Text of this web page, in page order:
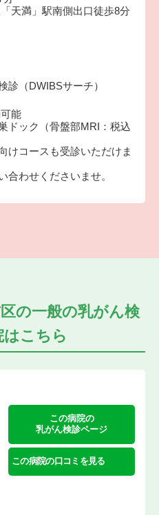
「天満」駅南側出口徒歩8分
診（DWIBSサーチ）
能
ドック（骨盤部MRI：税込
けコースも受診いただけま
合わせくださいませ。
の一般の乳がん検
はこちら
この病院の
乳がん検診ページ
この病院の口コミを見る